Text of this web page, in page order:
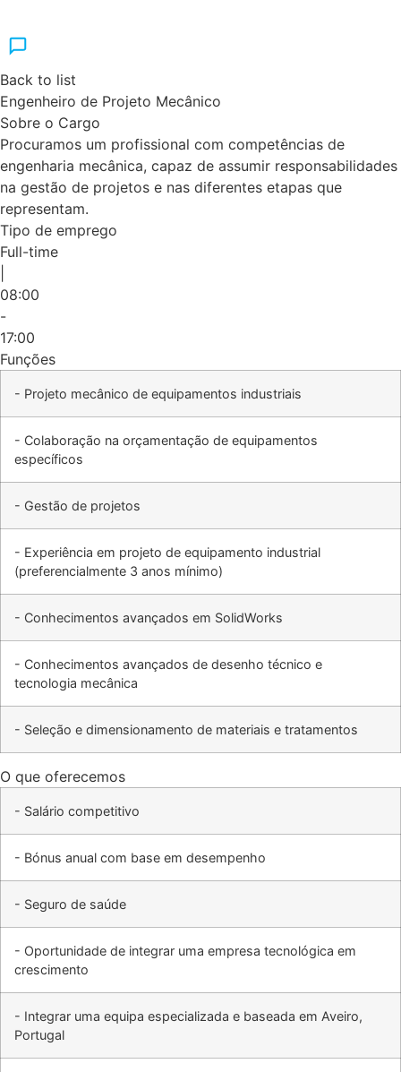
Back to list
Engenheiro de Projeto Mecânico
Sobre o Cargo
Procuramos um profissional com competências de
engenharia mecânica, capaz de assumir responsabilidades
na gestão de projetos e nas diferentes etapas que
representam.
Tipo de emprego
Full-time
08:00
-
17:00
Funções
- Projeto mecânico de equipamentos industriais
- Colaboração na orçamentação de equipamentos
específicos
- Gestão de projetos
- Experiência em projeto de equipamento industrial
(preferencialmente 3 anos mínimo)
- Conhecimentos avançados em SolidWorks
- Conhecimentos avançados de desenho técnico e
tecnologia mecânica
- Seleção e dimensionamento de materiais e tratamentos
O que oferecemos
- Salário competitivo
- Bónus anual com base em desempenho
- Seguro de saúde
- Oportunidade de integrar uma empresa tecnológica em
crescimento
- Integrar uma equipa especializada e baseada em Aveiro,
Portugal